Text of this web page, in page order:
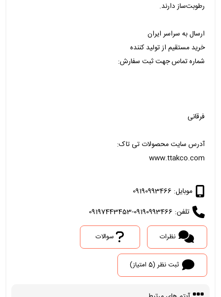
رطوبت‌ساز دارند.
ارسال به سراسر ایران
خرید مستقیم از تولید کننده
شماره تماس جهت ثبت سفارش:
فرقانی
آدرس سایت محصولات تی تاک:
www.ttakco.com
موبایل: 09190993466
تلفن: 09190993466-09197443453
نظرات سوالات
ثبت نظر (5 امتیاز)